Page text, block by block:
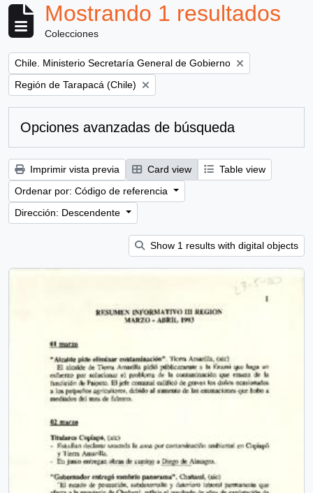
Mostrando 1 resultados
Colecciones
Remove filter:
Chile. Ministerio Secretaría General de Gobierno
Remove filter:
Región de Tarapacá (Chile)
Opciones avanzadas de búsqueda
Imprimir vista previa Card view
Table view
Ordenar por: Código de referencia
Dirección: Descendente
Show 1 results with digital objects